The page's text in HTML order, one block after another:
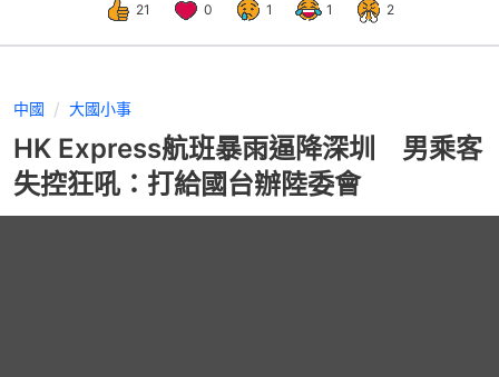
21 0 1 1 2
中國 大國小事
HK Express航班暴雨逼降深圳 男乘客
失控狂吼：打給國台辦陸委會